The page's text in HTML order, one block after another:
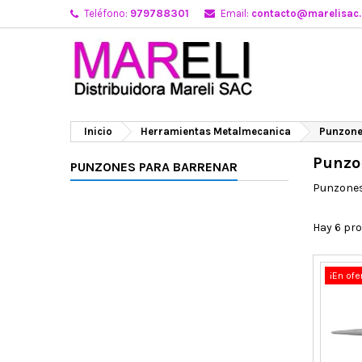
Teléfono: 979788301 Email:
Inicio Herramientas Metalmecanica
PUNZONES PARA BARRENAR
Hay 6
¡En